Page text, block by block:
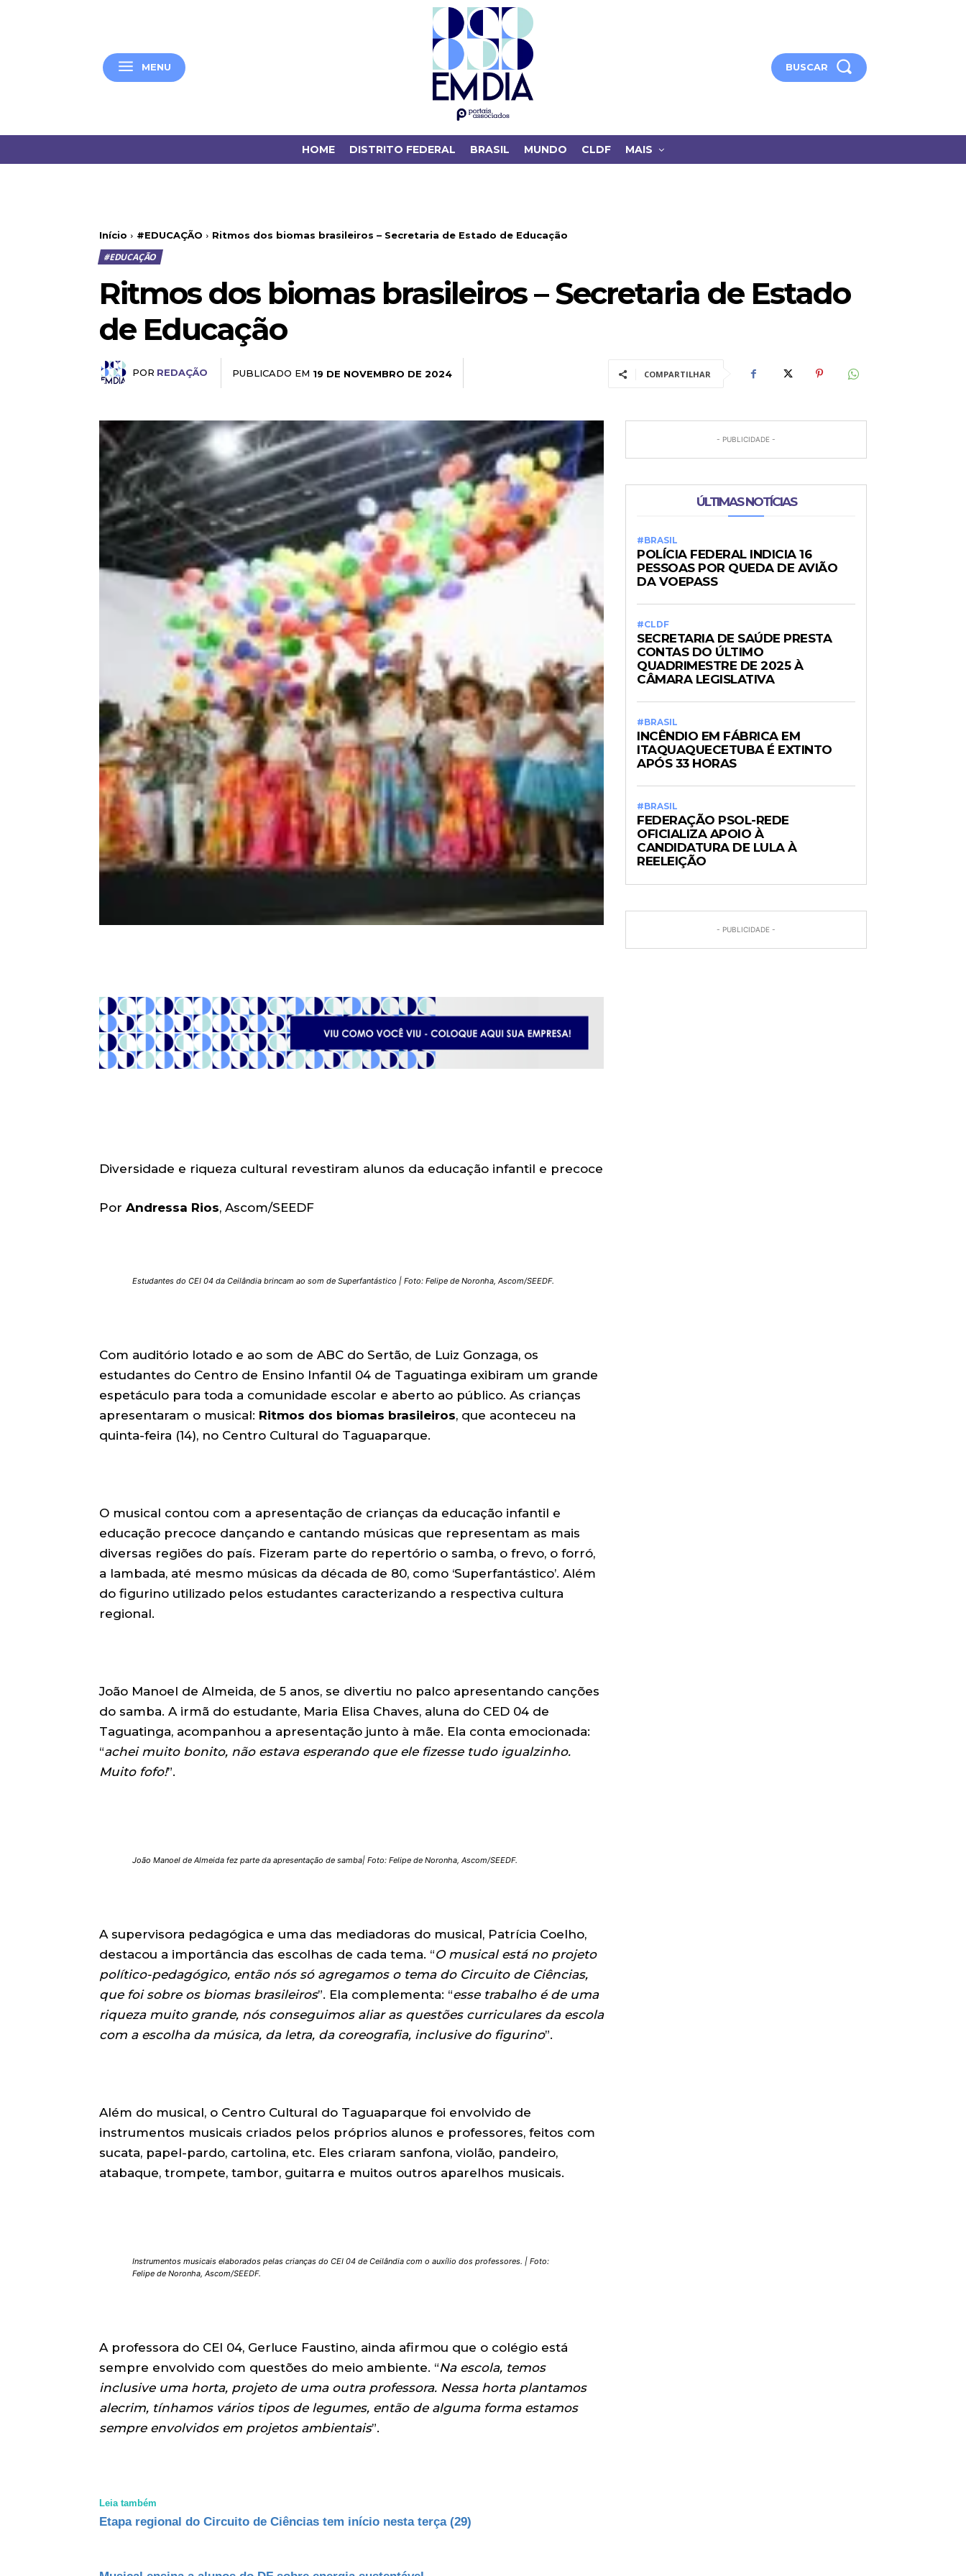
MENU BUSCAR
HOME DISTRITO FEDERAL BRASIL MUNDO CLDF MAIS
Início #EDUCAÇÃO Ritmos dos biomas brasileiros – Secretaria de Estado de Educação
#EDUCAÇÃO
Ritmos dos biomas brasileiros – Secretaria de Estado
de Educação
POR REDAÇÃO PUBLICADO EM 19 DE NOVEMBRO DE 2024 COMPARTILHAR
Diversidade e riqueza cultural revestiram alunos da educação infantil e precoce
Por Andressa Rios, Ascom/SEEDF
Estudantes do CEI 04 da Ceilândia brincam ao som de Superfantástico | Foto: Felipe de Noronha, Ascom/SEEDF.
Com auditório lotado e ao som de ABC do Sertão, de Luiz Gonzaga, os
estudantes do Centro de Ensino Infantil 04 de Taguatinga exibiram um grande
espetáculo para toda a comunidade escolar e aberto ao público. As crianças
apresentaram o musical: Ritmos dos biomas brasileiros, que aconteceu na
quinta-feira (14), no Centro Cultural do Taguaparque.
O musical contou com a apresentação de crianças da educação infantil e
educação precoce dançando e cantando músicas que representam as mais
diversas regiões do país. Fizeram parte do repertório o samba, o frevo, o forró,
a lambada, até mesmo músicas da década de 80, como ‘Superfantástico’. Além
do figurino utilizado pelos estudantes caracterizando a respectiva cultura
regional.
João Manoel de Almeida, de 5 anos, se divertiu no palco apresentando canções
do samba. A irmã do estudante, Maria Elisa Chaves, aluna do CED 04 de
Taguatinga, acompanhou a apresentação junto à mãe. Ela conta emocionada:
“achei muito bonito, não estava esperando que ele fizesse tudo igualzinho.
Muito fofo!”.
João Manoel de Almeida fez parte da apresentação de samba| Foto: Felipe de Noronha, Ascom/SEEDF.
A supervisora pedagógica e uma das mediadoras do musical, Patrícia Coelho,
destacou a importância das escolhas de cada tema. “O musical está no projeto
político-pedagógico, então nós só agregamos o tema do Circuito de Ciências,
que foi sobre os biomas brasileiros”. Ela complementa: “esse trabalho é de uma
riqueza muito grande, nós conseguimos aliar as questões curriculares da escola
com a escolha da música, da letra, da coreografia, inclusive do figurino”.
Além do musical, o Centro Cultural do Taguaparque foi envolvido de
instrumentos musicais criados pelos próprios alunos e professores, feitos com
sucata, papel-pardo, cartolina, etc. Eles criaram sanfona, violão, pandeiro,
atabaque, trompete, tambor, guitarra e muitos outros aparelhos musicais.
Instrumentos musicais elaborados pelas crianças do CEI 04 de Ceilândia com o auxílio dos professores. | Foto:
Felipe de Noronha, Ascom/SEEDF.
A professora do CEI 04, Gerluce Faustino, ainda afirmou que o colégio está
sempre envolvido com questões do meio ambiente. “Na escola, temos
inclusive uma horta, projeto de uma outra professora. Nessa horta plantamos
alecrim, tínhamos vários tipos de legumes, então de alguma forma estamos
sempre envolvidos em projetos ambientais”.
Leia também
Etapa regional do Circuito de Ciências tem início nesta terça (29)
- PUBLICIDADE -
ÚLTIMAS NOTÍCIAS
#BRASIL
POLÍCIA FEDERAL INDICIA 16
PESSOAS POR QUEDA DE AVIÃO
DA VOEPASS
#CLDF
SECRETARIA DE SAÚDE PRESTA
CONTAS DO ÚLTIMO
QUADRIMESTRE DE 2025 À
CÂMARA LEGISLATIVA
#BRASIL
INCÊNDIO EM FÁBRICA EM
ITAQUAQUECETUBA É EXTINTO
APÓS 33 HORAS
#BRASIL
FEDERAÇÃO PSOL-REDE
OFICIALIZA APOIO À
CANDIDATURA DE LULA À
REELEIÇÃO
- PUBLICIDADE -